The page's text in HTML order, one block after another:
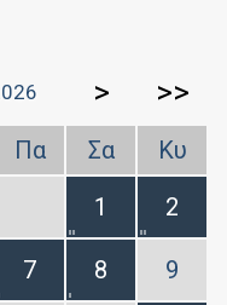
> >>
Πα Σα
Κυ
1
2
7 8 9